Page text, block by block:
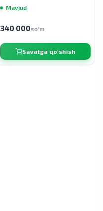
Mavjud
340 000so'm
Savatga qo'shish